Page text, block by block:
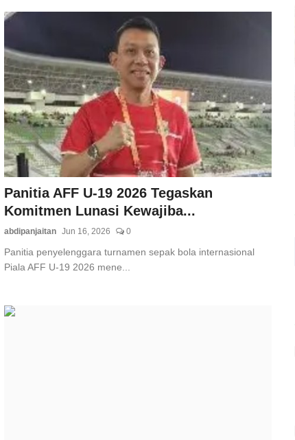
Panitia AFF U-19 2026 Tegaskan
Komitmen Lunasi Kewajiba...
abdipanjaitan Jun 16, 2026 0
Panitia penyelenggara turnamen sepak bola internasional
Piala AFF U-19 2026 mene...